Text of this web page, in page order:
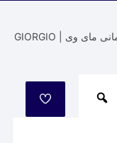
/ عطر جورجیو آرمانی مای وی | GIORGIO
مورد
علاقه